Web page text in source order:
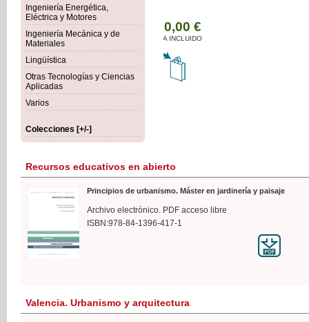
Ingeniería Energética,
Eléctrica y Motores
Ingeniería Mecánica y de
Materiales
Lingüística
Otras Tecnologías y Ciencias
Aplicadas
Varios
Colecciones [+/-]
Recursos educativos en abierto
Principios de urbanismo. Máster en jardinería y paisaje
Archivo electrónico. PDF acceso libre
ISBN:978-84-1396-417-1
Valencia. Urbanismo y arquitectura